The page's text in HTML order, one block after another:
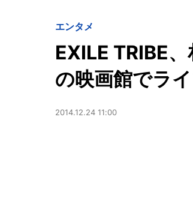
エンタメ
EXILE TRIBE
の映画館でラ
2014.12.24 11:00